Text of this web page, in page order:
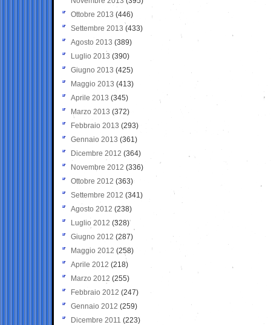
Ottobre 2013 (446)
Settembre 2013 (433)
Agosto 2013 (389)
Luglio 2013 (390)
Giugno 2013 (425)
Maggio 2013 (413)
Aprile 2013 (345)
Marzo 2013 (372)
Febbraio 2013 (293)
Gennaio 2013 (361)
Dicembre 2012 (364)
Novembre 2012 (336)
Ottobre 2012 (363)
Settembre 2012 (341)
Agosto 2012 (238)
Luglio 2012 (328)
Giugno 2012 (287)
Maggio 2012 (258)
Aprile 2012 (218)
Marzo 2012 (255)
Febbraio 2012 (247)
Gennaio 2012 (259)
Dicembre 2011 (223)